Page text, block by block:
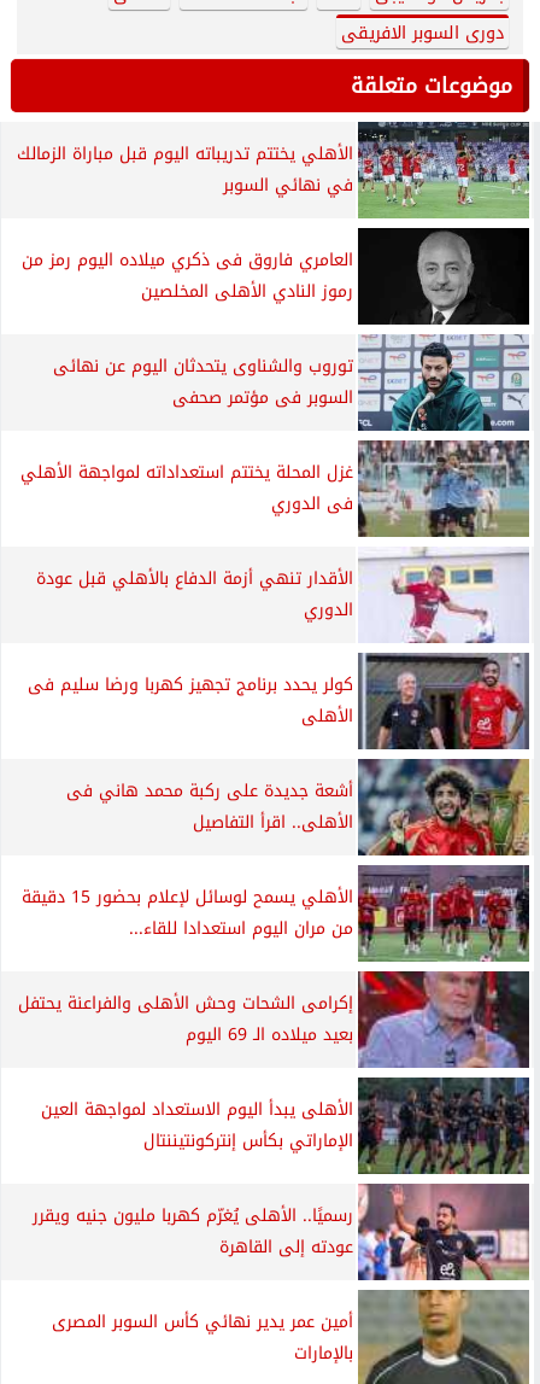
دورى السوبر الافريقى
موضوعات متعلقة
الأهلي يختتم تدريباته اليوم قبل مباراة الزمالك
في نهائي السوبر
العامري فاروق فى ذكري ميلاده اليوم رمز من
رموز النادي الأهلى المخلصين
توروب والشناوى يتحدثان اليوم عن نهائى
السوبر فى مؤتمر صحفى
غزل المحلة يختتم استعداداته لمواجهة الأهلي
فى الدوري
الأقدار تنهي أزمة الدفاع بالأهلي قبل عودة
الدوري
كولر يحدد برنامج تجهيز كهربا ورضا سليم فى
الأهلى
أشعة جديدة على ركبة محمد هاني فى
الأهلى.. اقرأ التفاصيل
الأهلي يسمح لوسائل لإعلام بحضور 15 دقيقة
من مران اليوم استعدادا للقاء...
إكرامى الشحات وحش الأهلى والفراعنة يحتفل
بعيد ميلاده الـ 69 اليوم
الأهلى يبدأ اليوم الاستعداد لمواجهة العين
الإماراتي بكأس إنتركونتيننتال
رسميًا.. الأهلى يُغرّم كهربا مليون جنيه ويقرر
عودته إلى القاهرة
أمين عمر يدير نهائي كأس السوبر المصرى
بالإمارات